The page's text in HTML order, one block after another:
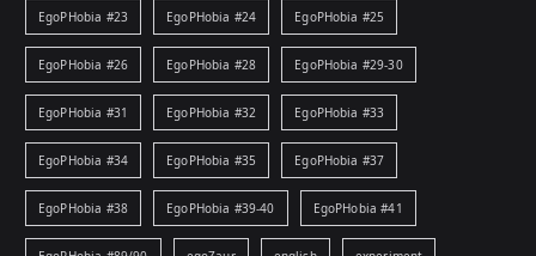
EgoPHobia #23 EgoPHobia #24 EgoPHobia #25
EgoPHobia #26 EgoPHobia #28 EgoPHobia #29-30
EgoPHobia #31 EgoPHobia #32 EgoPHobia #33
EgoPHobia #34 EgoPHobia #35 EgoPHobia #37
EgoPHobia #38 EgoPHobia #39-40 EgoPHobia #41